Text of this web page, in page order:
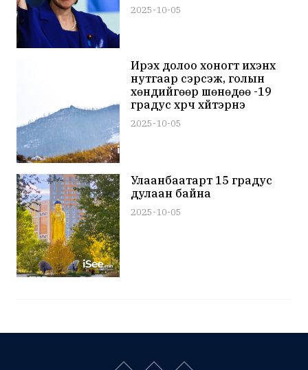
2025-10-05
Ирэх долоо хоногт ихэнх
нутгаар сэрүүсэж, голын
хөндийгөөр шөнөдөө -19
градус хүрч хүйтэрнэ
2025-10-05
Улаанбаатарт 15 градус
дулаан байна
2025-10-05